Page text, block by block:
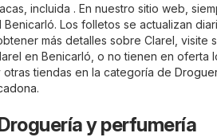
incluida . En nuestro sitio web,
Los folletos se actualizan
más detalles sobre Clarel, visite
en Benicarló, o no tienen en oferta
tiendas en la categoría de
.
y perfumería